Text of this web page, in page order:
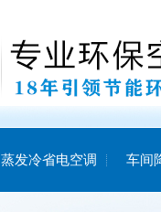
蒸发冷省电空调 车间